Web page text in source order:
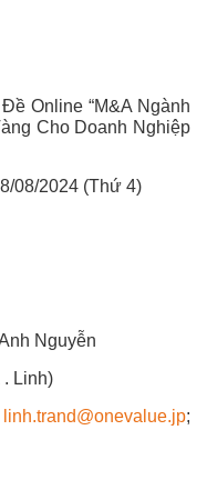
Online “M&A Ngành
Cho Doanh Nghiệp
08/2024 (Thứ 4)
Nguyễn
. Linh)
linh.trand@onevalue.jp;